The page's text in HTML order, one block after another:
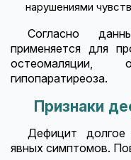
нарушениями
Согласно
применяется для
гипопаратиреоза.
Признаки
Дефицит
явных симптомов.